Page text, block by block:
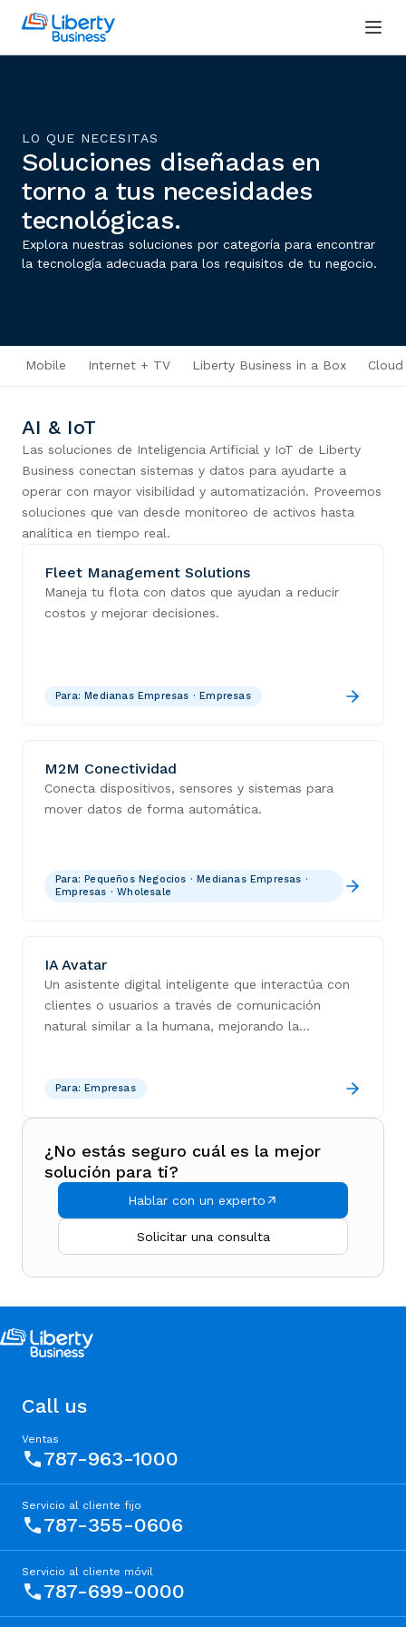
LO QUE NECESITAS
Soluciones diseñadas en
torno a tus necesidades
tecnológicas.
Explora nuestras soluciones por categoría para encontrar
la tecnología adecuada para los requisitos de tu negocio.
Mobile Internet + TV Liberty Business in a Box
AI & IoT
Las soluciones de Inteligencia Artificial y IoT de Liberty
Business conectan sistemas y datos para ayudarte a
operar con mayor visibilidad y automatización. Proveemos
soluciones que van desde monitoreo de activos hasta
analítica en tiempo real.
Fleet Management Solutions
Maneja tu flota con datos que ayudan a reducir
costos y mejorar decisiones.
Para: Medianas Empresas · Empresas
M2M Conectividad
Conecta dispositivos, sensores y sistemas para
mover datos de forma automática.
Para: Pequeños Negocios · Medianas Empresas ·
Empresas · Wholesale
IA Avatar
Un asistente digital inteligente que interactúa con
clientes o usuarios a través de comunicación
natural similar a la humana, mejorando la
Para: Empresas
¿No estás seguro cuál es la mejor
solución para ti?
Hablar con un experto
Solicitar una consulta
Call us
Ventas
787-963-1000
Servicio al cliente fijo
787-355-0606
Servicio al cliente móvil
787-699-0000